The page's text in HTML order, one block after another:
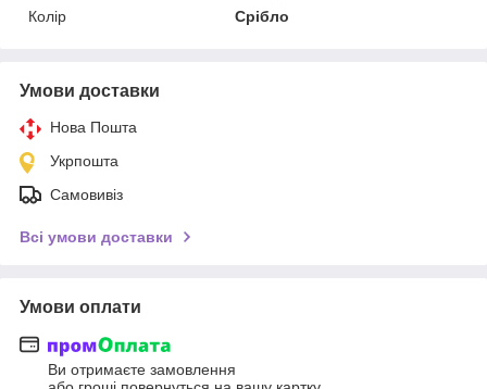
Колір
Срібло
Умови доставки
Нова Пошта
Укрпошта
Самовивіз
Всі умови доставки
Умови оплати
Ви отримаєте замовлення